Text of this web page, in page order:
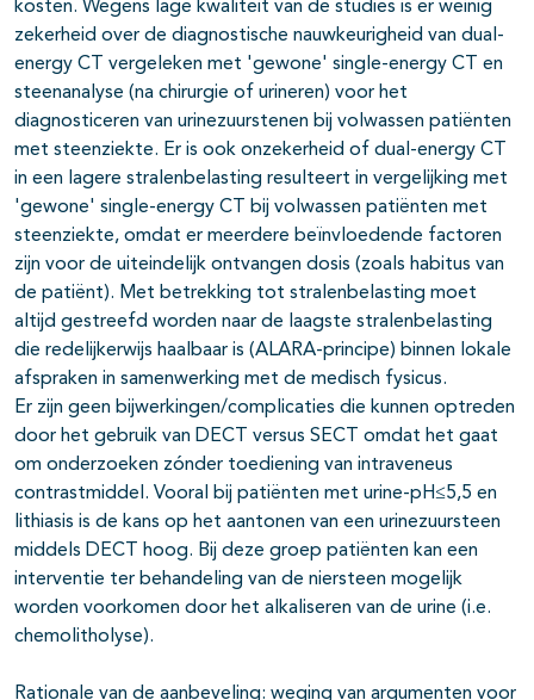
kosten. Wegens lage kwaliteit van de studies is er weinig
zekerheid over de diagnostische nauwkeurigheid van dual-
energy CT vergeleken met 'gewone' single-energy CT en
steenanalyse (na chirurgie of urineren) voor het
diagnosticeren van urinezuurstenen bij volwassen patiënten
met steenziekte. Er is ook onzekerheid of dual-energy CT
in een lagere stralenbelasting resulteert in vergelijking met
'gewone' single-energy CT bij volwassen patiënten met
steenziekte, omdat er meerdere beïnvloedende factoren
zijn voor de uiteindelijk ontvangen dosis (zoals habitus van
de patiënt). Met betrekking tot stralenbelasting moet
altijd gestreefd worden naar de laagste stralenbelasting
die redelijkerwijs haalbaar is (ALARA-principe) binnen lokale
afspraken in samenwerking met de medisch fysicus.
Er zijn geen bijwerkingen/complicaties die kunnen optreden
door het gebruik van DECT versus SECT omdat het gaat
om onderzoeken zónder toediening van intraveneus
contrastmiddel. Vooral bij patiënten met urine-pH≤5,5 en
lithiasis is de kans op het aantonen van een urinezuursteen
middels DECT hoog. Bij deze groep patiënten kan een
interventie ter behandeling van de niersteen mogelijk
worden voorkomen door het alkaliseren van de urine (i.e.
chemolitholyse).
Rationale van de aanbeveling: weging van argumenten voor